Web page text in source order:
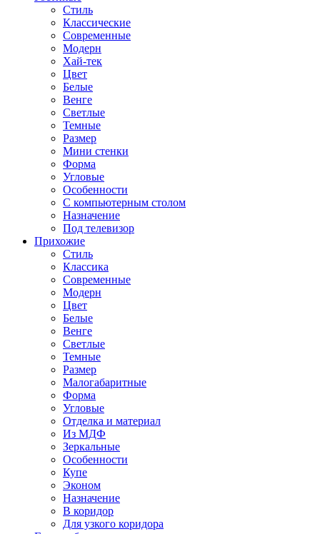
Стиль
Классические
Современные
Модерн
Хай-тек
Цвет
Белые
Венге
Светлые
Темные
Размер
Мини стенки
Форма
Угловые
Особенности
С компьютерным столом
Назначение
Под телевизор
Прихожие
Стиль
Классика
Современные
Модерн
Цвет
Белые
Венге
Светлые
Темные
Размер
Малогабаритные
Форма
Угловые
Отделка и материал
Из МДФ
Зеркальные
Особенности
Купе
Эконом
Назначение
В коридор
Для узкого коридора